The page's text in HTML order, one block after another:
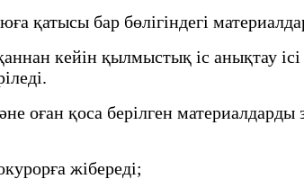
қатысы бар бөлігіндегі
кейін қылмыстық іс анықтау
оған қоса берілген материалдарды
жібереді;